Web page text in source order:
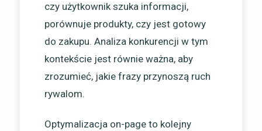
czy użytkownik szuka informacji,
porównuje produkty, czy jest gotowy
do zakupu. Analiza konkurencji w tym
kontekście jest równie ważna, aby
zrozumieć, jakie frazy przynoszą ruch
rywalom.
Optymalizacja on-page to kolejny